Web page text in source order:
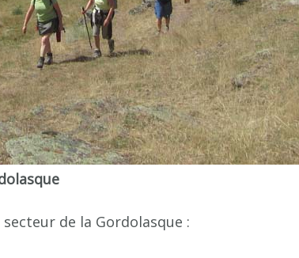
de la Gordolasque :